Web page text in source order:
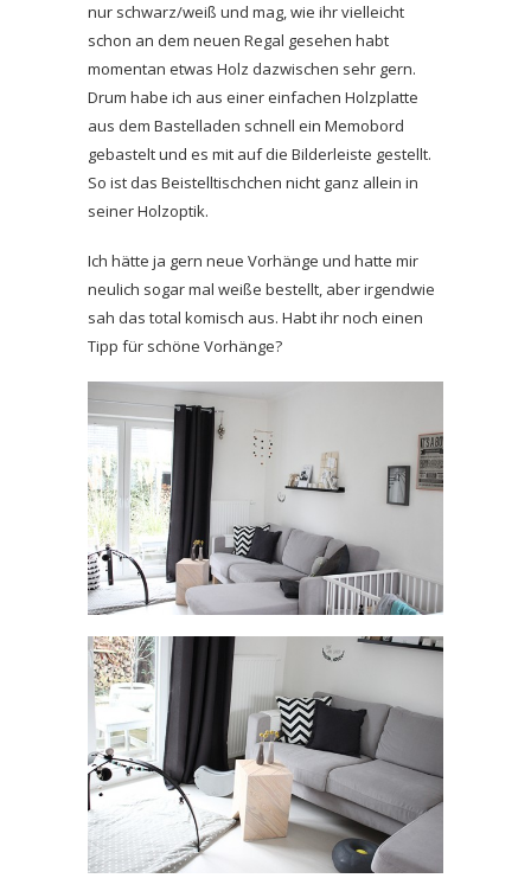
nur schwarz/weiß und mag, wie ihr vielleicht
schon an dem neuen Regal gesehen habt
momentan etwas Holz dazwischen sehr gern.
Drum habe ich aus einer einfachen Holzplatte
aus dem Bastelladen schnell ein Memobord
gebastelt und es mit auf die Bilderleiste gestellt.
So ist das Beistelltischchen nicht ganz allein in
seiner Holzoptik.
Ich hätte ja gern neue Vorhänge und hatte mir
neulich sogar mal weiße bestellt, aber irgendwie
sah das total komisch aus. Habt ihr noch einen
Tipp für schöne Vorhänge?